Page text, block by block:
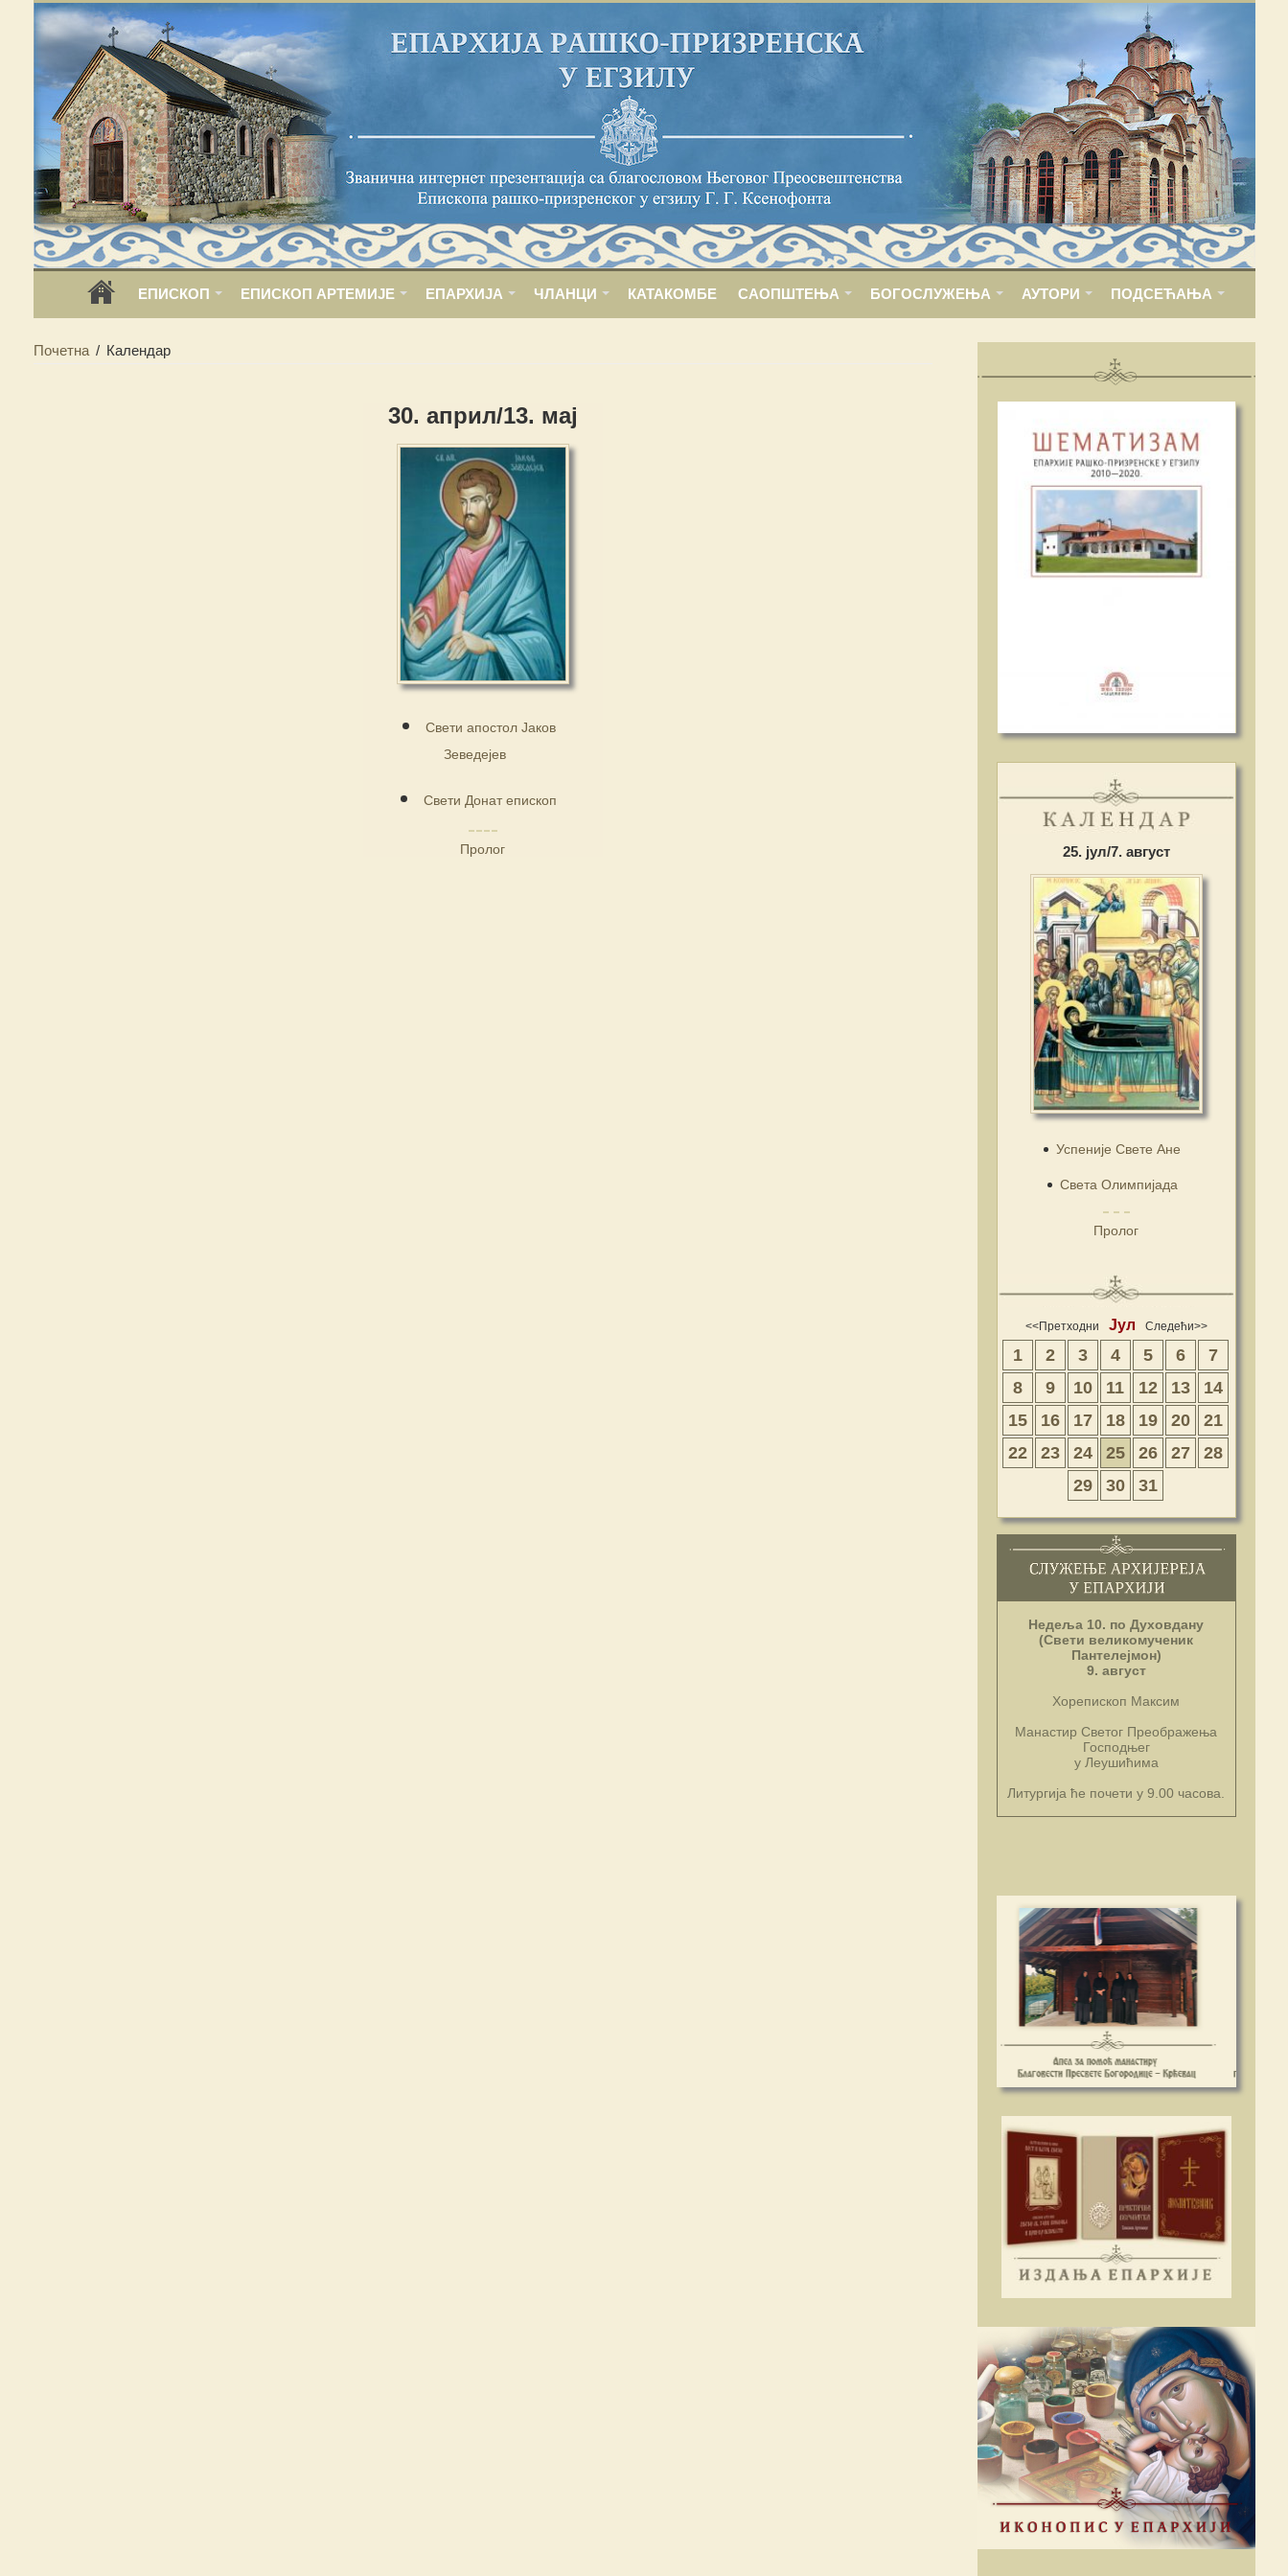
ЕПИСКОП ЕПИСКОП АРТЕМИЈЕ ЕПАРХИЈА ЧЛАНЦИ КАТАКОМБЕ САОПШТЕЊА БОГОСЛУЖЕЊА АУТОРИ ПОДСЕЋАЊА
Почетна / Календар
30. април/13. мај
Свети апостол Јаков
Зеведејев
Свети Донат епископ
Пролог 25. јул/7. август
Успеније Свете Ане
Света Олимпијада
Пролог
<<Претходни Јул Следећи>>
1 2 3 4 5 6
7
8
9 10 11 12 13
14
15
16 17 18 19 20
21
22
23 24 25 26 27
28
29
30 31
Недеља 10. по Духовдану
(Свети великомученик
Пантелејмон)
9. август
Хорепископ Максим
Манастир Светог Преображења
Господњег
у Леушићима
Литургија ће почети у 9.00 часова.